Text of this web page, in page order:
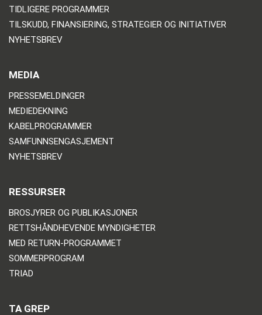
TIDLIGERE PROGRAMMER
TILSKUDD, FINANSIERING, STRATEGIER OG INITIATIVER
NYHETSBREV
MEDIA
PRESSEMELDINGER
MEDIEDEKNING
KABELPROGRAMMER
SAMFUNNSENGASJEMENT
NYHETSBREV
RESSURSER
BROSJYRER OG PUBLIKASJONER
RETTSHÅNDHEVENDE MYNDIGHETER
MED RETURN-PROGRAMMET
SOMMERPROGRAM
TRIAD
TA GREP